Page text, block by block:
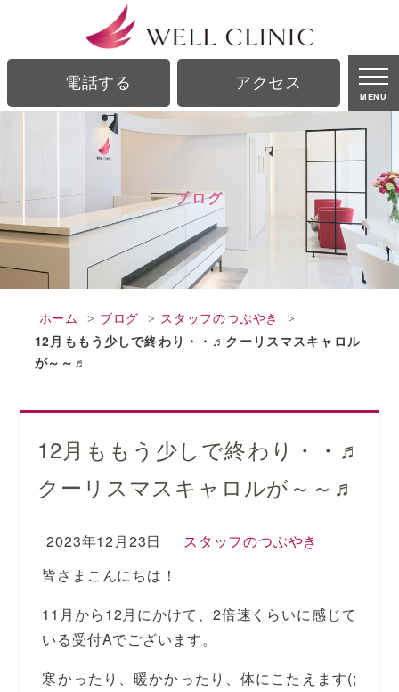
電話する アクセス
MENU
ブログ
ブログ｜銀座駅、銀座一丁目駅から徒歩2分の美容皮膚科｜ウェルクリニック
ホーム ブログ
スタッフのつぶやき
12月ももう少しで終わり・・♬クーリスマスキャロル
が～～♬
12月ももう少しで終わり・・♬
クーリスマスキャロルが～～♬
2023年12月23日
スタッフのつぶやき
皆さまこんにちは！
11月から12月にかけて、2倍速くらいに感じて
いる受付Aでございます。
寒かったり、暖かかったり、体にこたえます(;